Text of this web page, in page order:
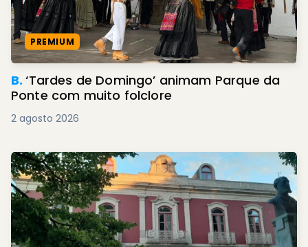
PREMIUM
B.‘Tardes de Domingo’ animam Parque da
Ponte com muito folclore
2 agosto 2026